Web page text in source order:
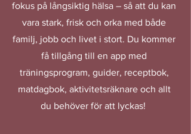
fokus på långsiktig hälsa – så att du kan
vara stark, frisk och orka med både
familj, jobb och livet i stort. Du kommer
få tillgång till en app med
träningsprogram, guider, receptbok,
matdagbok, aktivitetsräknare och allt
du behöver för att lyckas!